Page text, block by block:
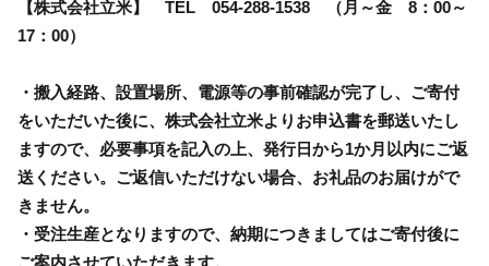
【株式会社立米】 TEL 054-288-1538 （月～金 8：00～
17：00）
・搬入経路、設置場所、電源等の事前確認が完了し、ご寄付
をいただいた後に、株式会社立米よりお申込書を郵送いたし
ますので、必要事項を記入の上、発行日から1か月以内にご返
送ください。ご返信いただけない場合、お礼品のお届けがで
きません。
・受注生産となりますので、納期につきましてはご寄付後に
ご案内させていただきます。